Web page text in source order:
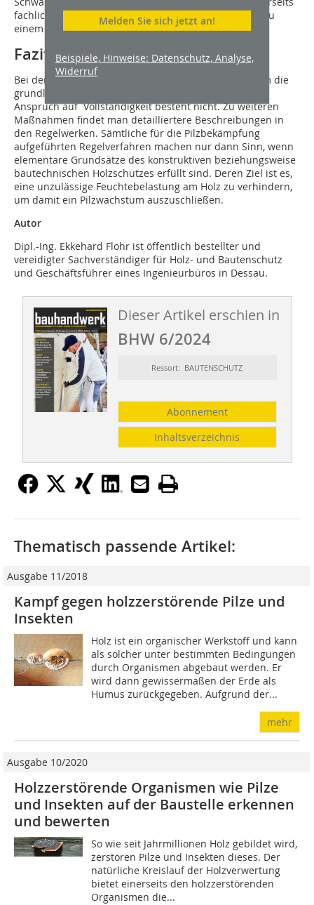
fachlich nicht notwendig und andererseits führt das zu
einem erhöhten Eintrag von Bioziden im Gebäude.
Fazit
Bei den genannten Regelverfahren handelt es sich um die
grundlegendsten und wichtigsten Maßnahmen. Ein
Anspruch auf Vollständigkeit besteht nicht. Zu weiteren
Maßnahmen findet man detailliertere Beschreibungen in
den Regelwerken. Sämtliche für die Pilzbekämpfung
aufgeführten Regelverfahren machen nur dann Sinn, wenn
elementare Grundsätze des konstruktiven beziehungsweise
bautechnischen Holzschutzes erfüllt sind. Deren Ziel ist es,
eine unzulässige Feuchtebelastung am Holz zu verhindern,
um damit ein Pilzwachstum auszuschließen.
Autor
Dipl.-Ing. Ekkehard Flohr ist öffentlich bestellter und
vereidigter Sachverständiger für Holz- und Bautenschutz
und Geschäftsführer eines Ingenieurbüros in Dessau.
Dieser Artikel erschien in
BHW 6/2024
Ressort: BAUTENSCHUTZ
Abonnement
Inhaltsverzeichnis
Melden Sie sich jetzt an!
Beispiele, Hinweise: Datenschutz, Analyse,
Widerruf
Thematisch passende Artikel:
Ausgabe 11/2018
Kampf gegen holzzerstörende Pilze und
Insekten
Holz ist ein organischer Werkstoff und kann
als solcher unter bestimmten Bedingungen
durch Organismen abgebaut werden. Er
wird dann gewissermaßen der Erde als
Humus zurückgegeben. Aufgrund der...
mehr
Ausgabe 10/2020
Holzzerstörende Organismen wie Pilze
und Insekten auf der Baustelle erkennen
und bewerten
So wie seit Jahrmillionen Holz gebildet wird,
zerstören Pilze und Insekten dieses. Der
natürliche Kreislauf der Holzverwertung
bietet einerseits den holzzerstörenden
Organismen die...